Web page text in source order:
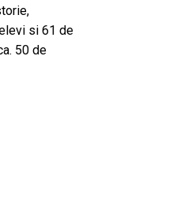
si 61 de
50 de